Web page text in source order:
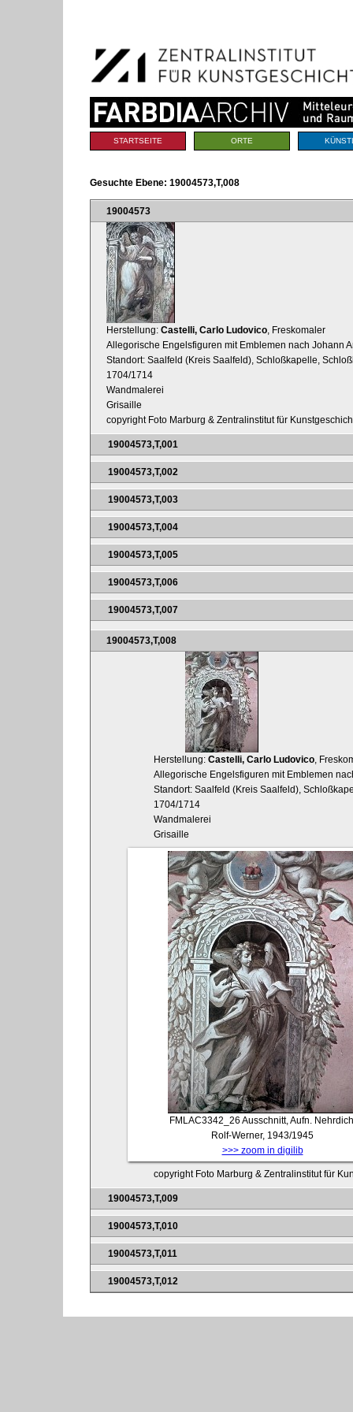
Navigation
Sektionen
STARTSEITE ORTE
Gesuchte Ebene: 19004573,T,008
19004573
Herstellung: Castelli, Carlo Ludovico , Freskomaler
Allegorische Engelsfiguren mit Emblemen nach Johann
Standort: Saalfeld (Kreis Saalfeld), Schloßkapelle,
1704/1714
Wandmalerei
Grisaille
copyright Foto Marburg & Zentralinstitut für
19004573,T,001
19004573,T,002
19004573,T,003
19004573,T,004
19004573,T,005
19004573,T,006
19004573,T,007
19004573,T,008
Herstellung: Castelli, Carlo Ludovico,
Allegorische Engelsfiguren mit Emblemen
Standort: Saalfeld (Kreis Saalfeld),
1704/1714
Wandmalerei
Grisaille
FMLAC3342_26 Ausschnitt, Aufn.
Rolf-Werner, 1943/1945
>>> zoom in digilib
copyright Foto Marburg & Zentralinstitut für
19004573,T,009
19004573,T,010
19004573,T,011
19004573,T,012